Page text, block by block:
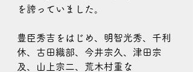
を誇っていました。
豊臣秀吉をはじめ、明智光秀、千利
休、古田織部、今井宗久、津田宗
及、山上宗二、荒木村重な